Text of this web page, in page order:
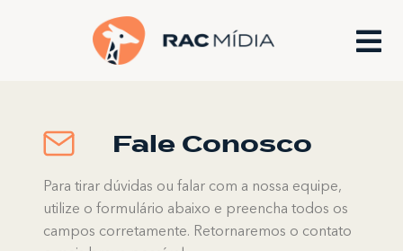
Fale Conosco
Para tirar dúvidas ou falar com a nossa equipe,
utilize o formulário abaixo e preencha todos os
campos corretamente. Retornaremos o contato